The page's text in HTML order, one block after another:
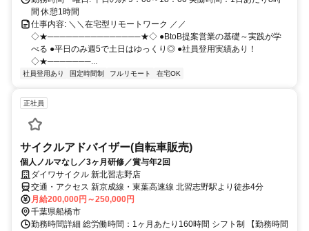
間 休憩1時間
仕事内容: ＼＼在宅型リモートワーク ／／
◇★───────────────★◇ ●BtoB提案営業の基礎～実践が学
べる ●平日のみ週5で土日はゆっくり◎ ●社員登用実績あり！
◇★───────...
社員登用あり 固定時間制 フルリモート 在宅OK
正社員
サイクルアドバイザー(自転車販売)
個人ノルマなし／3ヶ月研修／賞与年2回
ダイワサイクル 新北習志野店
交通・アクセス 新京成線・東葉高速線 北習志野駅より徒歩4分
月給200,000円～250,000円
千葉県船橋市
勤務時間詳細 総労働時間：1ヶ月あたり160時間 シフト制 【勤務時間